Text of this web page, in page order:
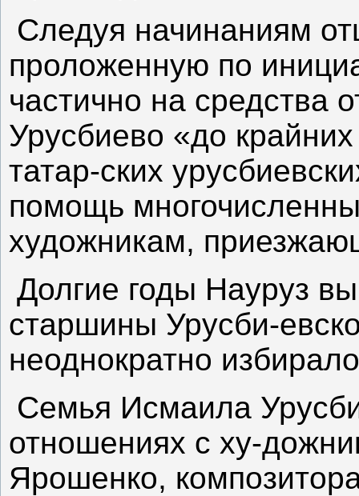
Следуя начинаниям
проложенную по
частично на средства
Урусбиево «до
татар-ских
помощь
художникам,
Долгие годы Науруз
старшины Урусби-
неоднократно
Семья Исмаила
отношениях с ху-
Ярошенко,